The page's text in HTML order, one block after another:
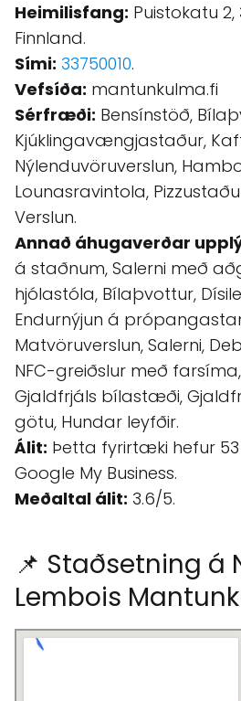
Heimilisfang: Puistokatu
Finnland.
Sími: 33750010.
Vefsíða: mantunkulma.fi
Sérfræði: Bensínstöð,
Kjúklingavængjastaður,
Nýlenduvöruverslun,
Lounasravintola,
Verslun.
Annað áhugaverðar
á staðnum, Salerni með
hjólastóla, Bílaþvottur,
Endurnýjun á
Matvöruverslun, Salerni,
NFC-greiðslur með
Gjaldfrjáls bílastæði,
götu, Hundar leyfðir.
Álit: Þetta fyrirtæki hefur
Google My Business.
Meðaltal álit: 3.6/5.
📌 Staðsetning á
Lembois